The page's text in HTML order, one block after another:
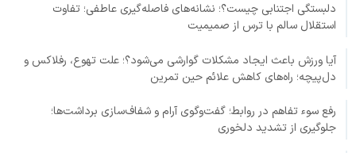
دلبستگی اجتنابی چیست؟؛ نشانه‌های فاصله‌گیری عاطفی؛ تفاوت
استقلال سالم با ترس از صمیمیت
آیا ورزش باعث ایجاد مشکلات گوارشی می‌شود؟؛ علت تهوع، رفلاکس و
دل‌پیچه؛ راه‌های کاهش علائم حین تمرین
رفع سوء تفاهم در روابط؛ گفت‌وگوی آرام و شفاف‌سازی برداشت‌ها؛
جلوگیری از تشدید دلخوری